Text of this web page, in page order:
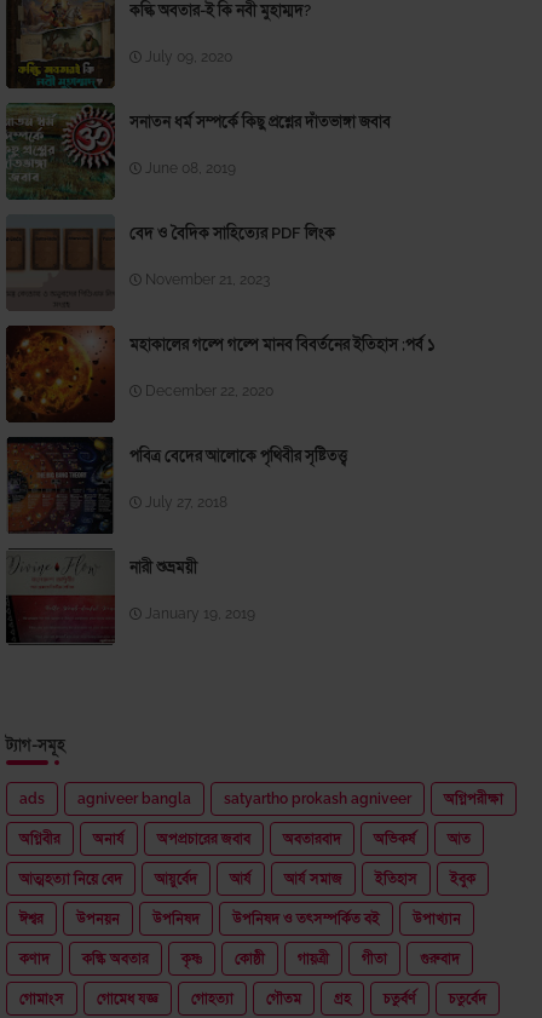
কল্কি অবতার-ই কি নবী মুহাম্মদ?
July 09, 2020
সনাতন ধর্ম সম্পর্কে কিছু প্রশ্নের দাঁতভাঙ্গা জবাব
June 08, 2019
বেদ ও বৈদিক সাহিত্যের PDF লিংক
November 21, 2023
মহাকালের গল্পে গল্পে মানব বিবর্তনের ইতিহাস ;পর্ব ১
December 22, 2020
পবিত্র বেদের আলোকে পৃথিবীর সৃষ্টিতত্ত্ব
July 27, 2018
নারী শুভ্রময়ী
January 19, 2019
ট্যাগ-সমূহ
ads agniveer bangla satyartho prokash agniveer অগ্নিপরীক্ষা
অগ্নিবীর অনার্য অপপ্রচারের জবাব অবতারবাদ অভিকর্ষ আত
আত্মহত্যা নিয়ে বেদ আয়ুর্বেদ আর্য আর্য সমাজ ইতিহাস ইবুক
ঈশ্বর উপনয়ন উপনিষদ উপনিষদ ও তৎসম্পর্কিত বই উপাখ্যান
কণাদ কল্কি অবতার কৃষ্ণ কোষ্ঠী গায়ত্রী গীতা গুরুবাদ
গোমাংস গোমেধ যজ্ঞ গোহত্যা গৌতম গ্রহ চতুর্বর্ণ চতুর্বেদ